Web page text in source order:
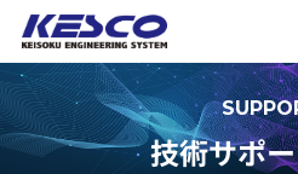
技術サポ